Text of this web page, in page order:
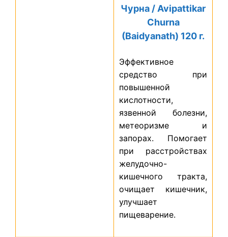
Чурна / Avipattikar
Churna
(Baidyanath) 120 г.
Эффективное
средство при
повышенной
кислотности,
язвенной болезни,
метеоризме и
запорах. Помогает
при расстройствах
желудочно-
кишечного тракта,
очищает кишечник,
улучшает
пищеварение.